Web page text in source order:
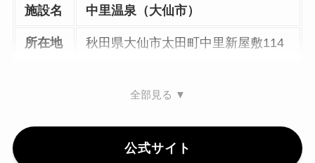
施設名 中里温泉（大仙市）
所在地 秋田県大仙市太田町中里新屋敷114
全部見る ▼
公式サイト